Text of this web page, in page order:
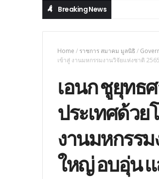
Breaking News
Home / ราชการ สมาคม มูลนิธิ /
เข้าสู่ งานมหกรรมงานวิจัยแห่งชาติ
เอนก ชูยุทธ
ประเทศด้วย
งานมหกรร
ใหญ่ อบอุ่น